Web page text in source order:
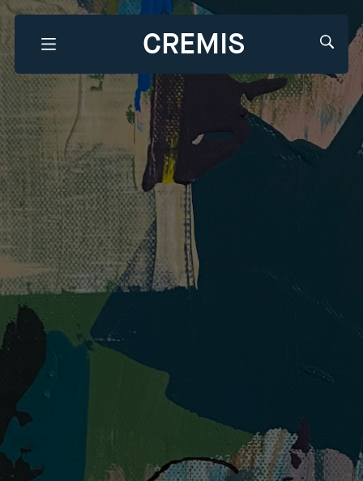
CREMIS
Que recherchez-vous?